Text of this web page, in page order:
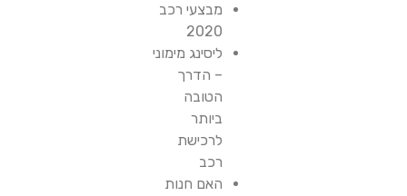
מבצעי רכב
2020
ליסינג מימוני
– הדרך
הטובה
ביותר
לרכישת
רכב
האם חנות